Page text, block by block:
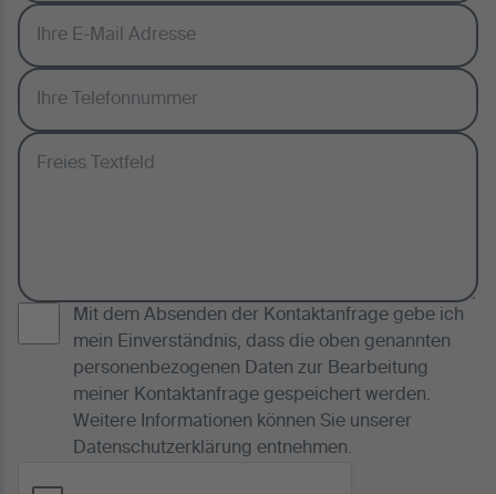
Mit dem Absenden der Kontaktanfrage gebe ich
mein Einverständnis, dass die oben genannten
personenbezogenen Daten zur Bearbeitung
meiner Kontaktanfrage gespeichert werden.
Weitere Informationen können Sie unserer
Datenschutzerklärung entnehmen.